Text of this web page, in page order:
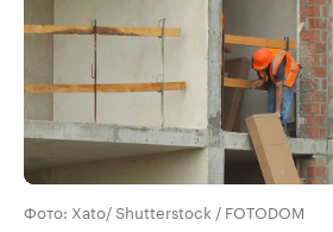
Фото: Xato/ Shutterstock / FOTODOM